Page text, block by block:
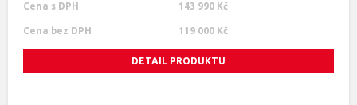
Cena s DPH 143 990 Kč
Cena bez DPH 119 000 Kč
DETAIL PRODUKTU